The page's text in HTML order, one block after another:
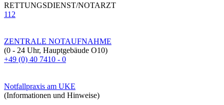
RETTUNGSDIENST/NOTARZT
112
ZENTRALE NOTAUFNAHME
(0 - 24 Uhr, Hauptgebäude O10)
+49 (0) 40 7410 - 0
Notfallpraxis am UKE
(Informationen und Hinweise)